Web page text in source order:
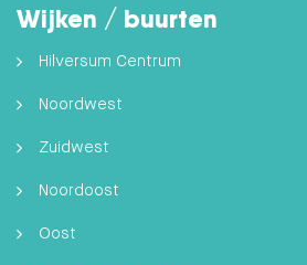
Wijken / buurten
Hilversum Centrum
Noordwest
Zuidwest
Noordoost
Oost